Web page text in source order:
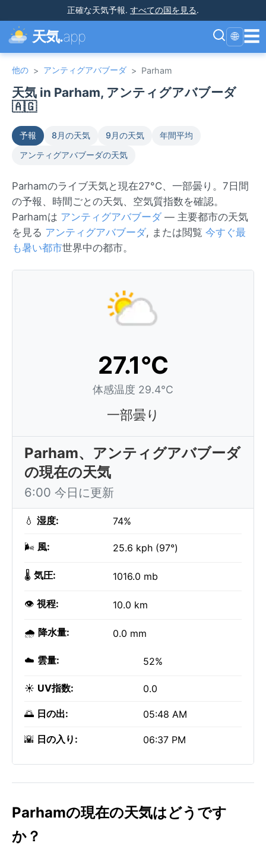
正確な天気予報. すべての国を見る.
天気.app 🌐 ☰
他の > アンティグアバブーダ > Parham
天気 in Parham, アンティグアバブーダ
🇦🇬
予報 8月の天気 9月の天気
年間平均
アンティグアバブーダの天気
Parhamのライブ天気と現在27°C、一部曇り。7日間
の予報、時間ごとの天気、空気質指数を確認。
Parhamは アンティグアバブーダ — 主要都市の天気
を見る アンティグアバブーダ, または閲覧 今すぐ最
も暑い都市世界中の都市。
27.1°C
体感温度 29.4°C
一部曇り
Parham、アンティグアバブーダ
の現在の天気
6:00 今日に更新
💧 湿度: 74%
🌬️ 風: 25.6 kph (97°)
🌡️ 気圧: 1016.0 mb
👁️ 視程: 10.0 km
🌧️ 降水量: 0.0 mm
☁️ 雲量: 52%
☀️ UV指数: 0.0
🌅 日の出: 05:48 AM
🌇 日の入り: 06:37 PM
Parhamの現在の天気はどうです
か？